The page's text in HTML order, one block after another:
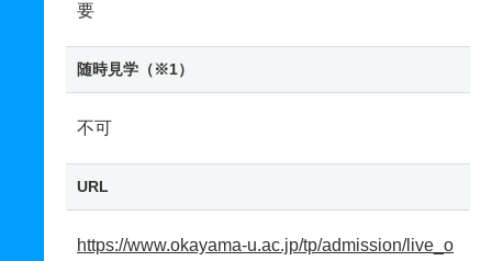
要
随時見学（※1）
不可
URL
https://www.okayama-u.ac.jp/tp/admission/live_o